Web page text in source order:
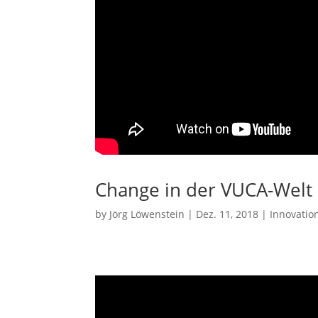
Change in der VUCA-Welt
by Jörg Löwenstein | Dez. 11, 2018 |